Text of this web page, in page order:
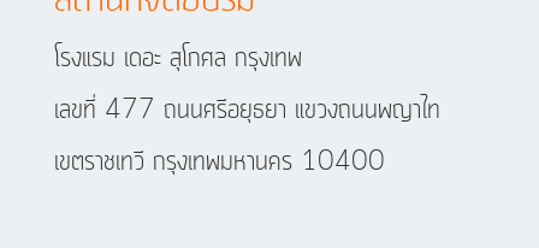
โรงแรม เดอะ สุโกศล กรุงเทพ
เลขที่ 477 ถนนศรีอยุธยา แขวงถนนพญาไท
เขตราชเทวี กรุงเทพมหานคร 10400